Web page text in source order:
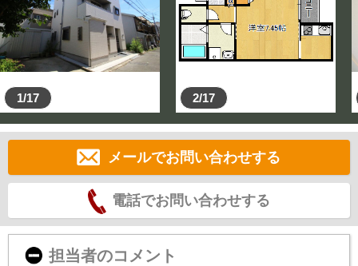
1/17 2/17
メールでお問い合わせする
電話でお問い合わせする
担当者のコメント